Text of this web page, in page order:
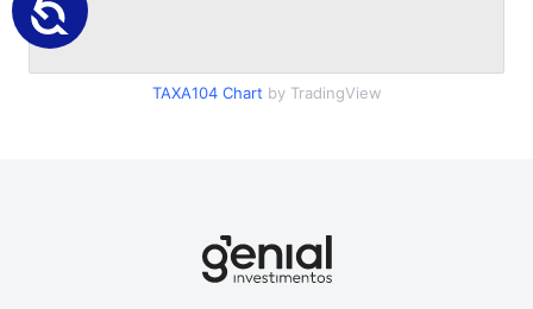
TAXA104Chart by TradingView